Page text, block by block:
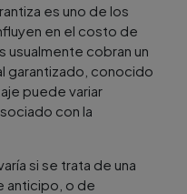
es uno de los
en el costo de
usualmente cobran un
garantizado, conocido
puede variar
con la
si se trata de una
anticipo, o de